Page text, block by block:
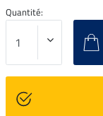
Quantité: